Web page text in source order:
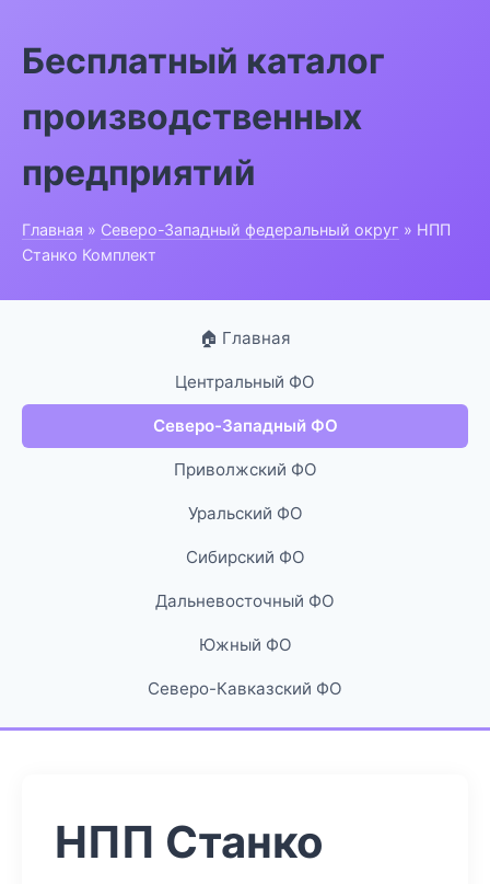
Бесплатный каталог
производственных
предприятий
Главная » Северо-Западный федеральный округ » НПП
Станко Комплект
🏠 Главная
Центральный ФО
Северо-Западный ФО
Приволжский ФО
Уральский ФО
Сибирский ФО
Дальневосточный ФО
Южный ФО
Северо-Кавказский ФО
НПП Станко